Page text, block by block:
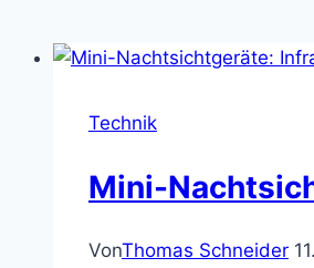
Technik
Mini-
VonThomas Schneider